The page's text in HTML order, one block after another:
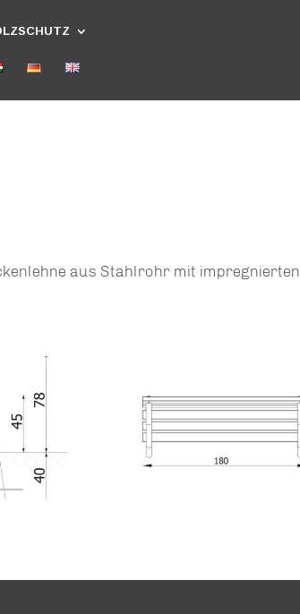
aus Stahlrohr mit impregnierten